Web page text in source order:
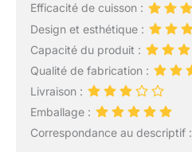
Efficacité de cuisson :
Design et esthétique :
Capacité du produit :
Qualité de fabrication :
Livraison :
Emballage :
Correspondance au descriptif :